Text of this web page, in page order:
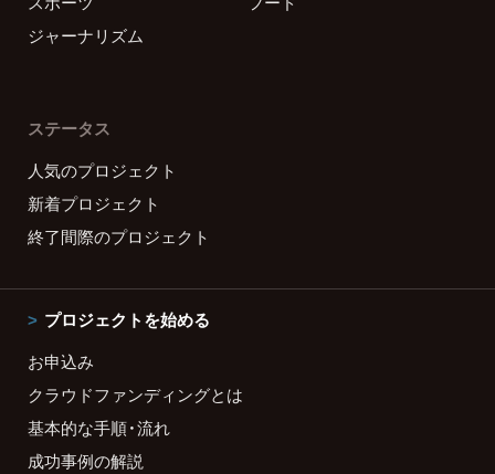
ジャーナリズム
ステータス
人気のプロジェクト
新着プロジェクト
終了間際のプロジェクト
プロジェクトを始める
お申込み
クラウドファンディングとは
基本的な手順・流れ
成功事例の解説